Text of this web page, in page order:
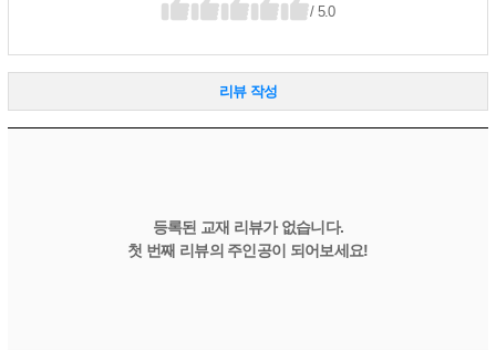
/ 5.0
리뷰 작성
등록된 교재 리뷰가 없습니다.
첫 번째 리뷰의 주인공이 되어보세요!